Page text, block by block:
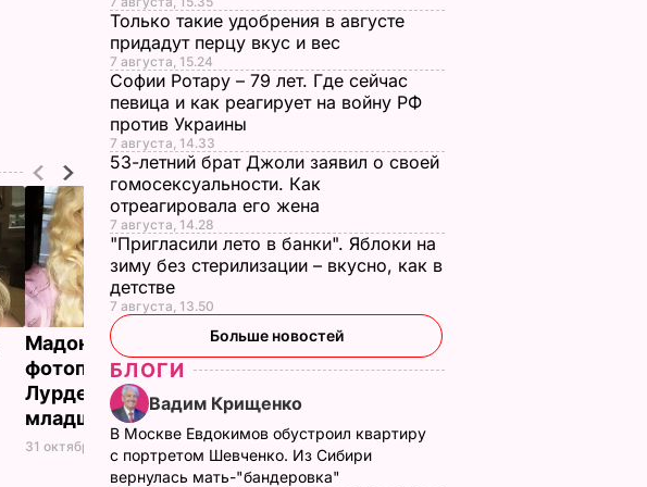
Мадонна показала
фотопортрет дочери
Лурдес с ее сводной
младшей сестрой
31 октября, 10.15 НОВОСТИ
Мадонна показала,
как поют
близнецы-
африканки
20 февраля, 11.00
Только такие удобрения в августе
придадут перцу вкус и вес
7 августа, 15.24
Софии Ротару – 79 лет. Где сейчас
певица и как реагирует на войну РФ
против Украины
7 августа, 14.33
53-летний брат Джоли заявил о своей
гомосексуальности. Как
отреагировала его жена
7 августа, 14.28
"Пригласили лето в банки". Яблоки на
зиму без стерилизации – вкусно, как в
детстве
7 августа, 13.50
Больше новостей
БЛОГИ
Вадим Крищенко
В Москве Евдокимов обустроил квартиру
с портретом Шевченко. Из Сибири
вернулась мать-"бандеровка"